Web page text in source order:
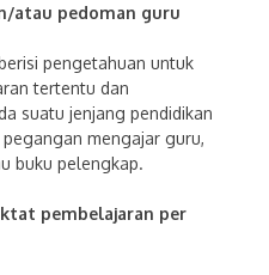
atau pedoman guru
pengetahuan untuk
tertentu dan
suatu jenjang pendidikan
mengajar guru,
buku pelengkap.
pembelajaran per